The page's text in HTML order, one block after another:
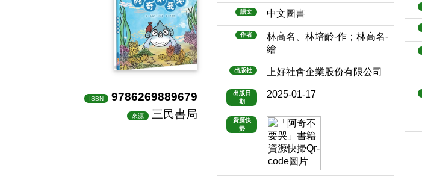
ISBN 9786269889679
來源 三民書局
語文 中文圖書
作者
林高名、林培齡-作；林高名-
繪
出版社 上好社會企業股份有限公司
出版日
期
2025-01-17
資源快
掃